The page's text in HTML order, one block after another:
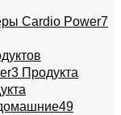
Cardio Power7
3 Продукта
49